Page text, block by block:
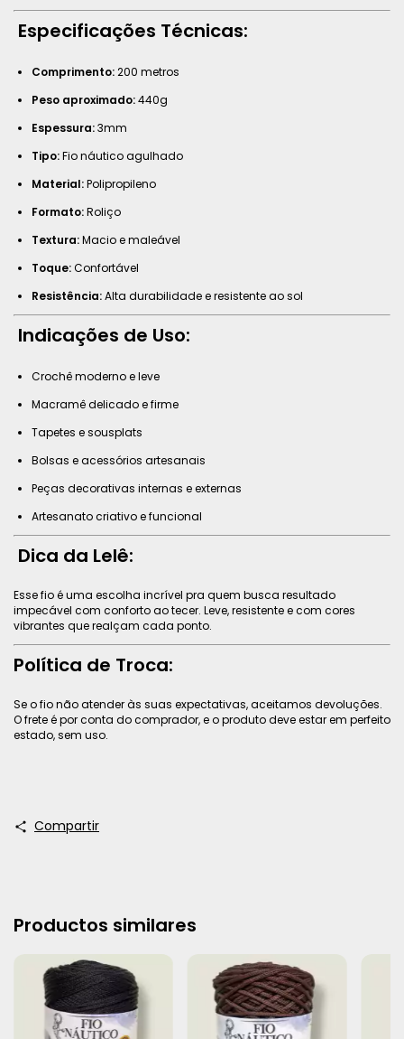
Especificações Técnicas:
Comprimento:200 metros
Peso aproximado:440g
Espessura:3mm
Tipo:Fio náutico agulhado
Material:Polipropileno
Formato:Roliço
Textura:Macio e maleável
Toque:Confortável
Resistência:Alta durabilidade e resistente ao sol
Indicações de Uso:
Crochê moderno e leve
Macramê delicado e firme
Tapetes e sousplats
Bolsas e acessórios artesanais
Peças decorativas internas e externas
Artesanato criativo e funcional
Dica da Lelê:
Esse fio é uma escolha incrível pra quem busca resultado
impecável com conforto ao tecer. Leve, resistente e com cores
vibrantes que realçam cada ponto.
Política de Troca:
Se o fio não atender às suas expectativas, aceitamos devoluções.
O frete é por conta do comprador, e o produto deve estar em perfeito
estado, sem uso.
Compartir
Productos similares